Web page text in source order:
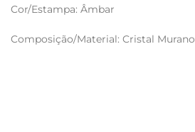
Cor/Estampa: Âmbar
Composição/Material: Cristal Murano